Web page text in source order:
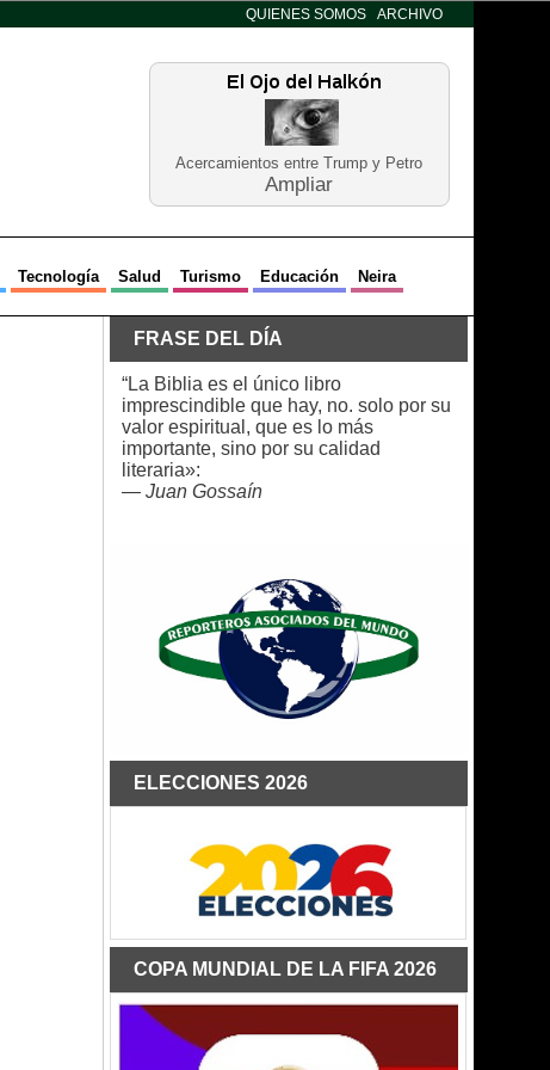
QUIENES SOMOS ARCHIVO
Acercamientos entre Trump y Petro
Ampliar
Tecnología Salud Turismo Educación Neira
FRASE DEL DÍA
“La Biblia es el único libro
imprescindible que hay, no. solo por su
valor espiritual, que es lo más
importante, sino por su calidad
literaria»:
— Juan Gossaín
ELECCIONES 2026
COPA MUNDIAL DE LA FIFA 2026